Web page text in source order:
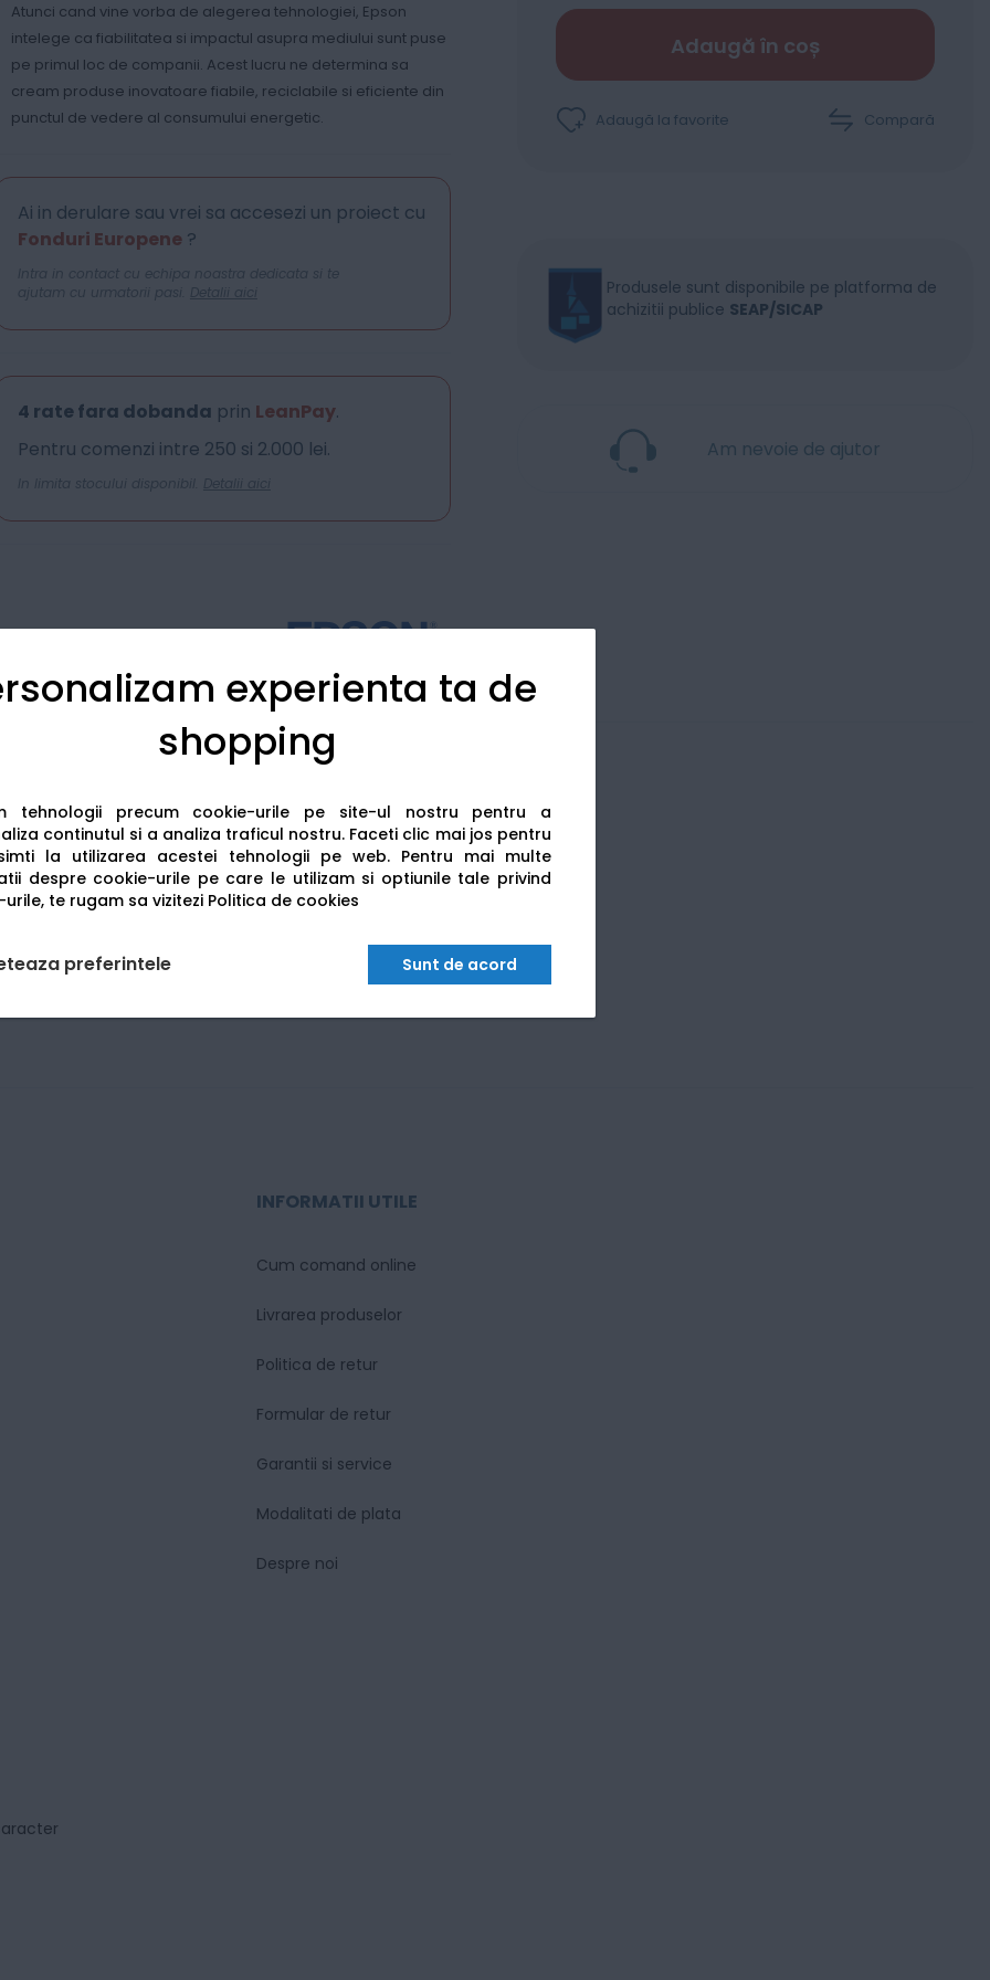
experienta ta de
shopping
tehnologii precum cookie-urile pe site-ul nostru pentru a
continutul si a analiza traficul nostru. Faceti clic mai jos pentru
la utilizarea acestei tehnologii pe web. Pentru mai multe
despre cookie-urile pe care le utilizam si optiunile tale privind
te rugam sa vizitezi Politica de cookies
preferintele Sunt de acord
Atunci cand vine vorba de alegerea tehnologiei, Epson
intelege ca fiabilitatea si impactul asupra mediului sunt puse
pe primul loc de companii. Acest lucru ne determina sa
cream produse inovatoare fiabile, reciclabile si eficiente din
punctul de vedere al consumului energetic.
Ai in derulare sau vrei sa accesezi un proiect cu
Fonduri Europene?
Intra in contact cu echipa noastra dedicata si te
ajutam cu urmatorii pasi. Detalii aici
4 rate fara dobanda prin LeanPay.
Pentru comenzi intre 250 si 2.000 lei.
In limita stocului disponibil. Detalii aici
Adaugă în coș
Adaugă la favorite Compară
Produsele sunt disponibile pe platforma de
achizitii publice SEAP/SICAP
Am nevoie de ajutor
Detalii tehnice
L18050
Recenzii
INFORMATII UTILE
Cum comand online
Livrarea produselor
Politica de retur
Formular de retur
Garantii si service
Modalitati de plata
Despre noi